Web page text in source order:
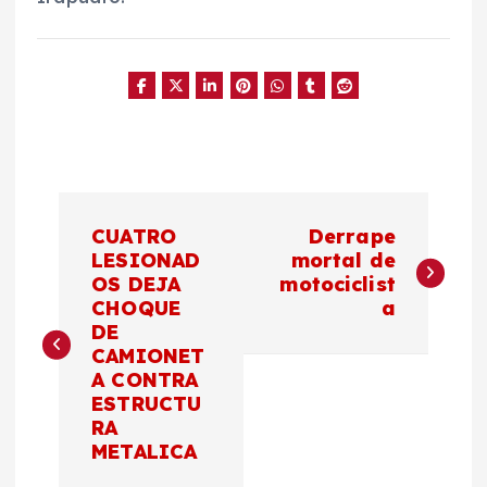
v
e
CUATRO
LESIONAD
OS DEJA
CHOQUE
DE
CAMIONET
A CONTRA
ESTRUCTU
RA
METALICA
Derrape
mortal de
motociclist
a